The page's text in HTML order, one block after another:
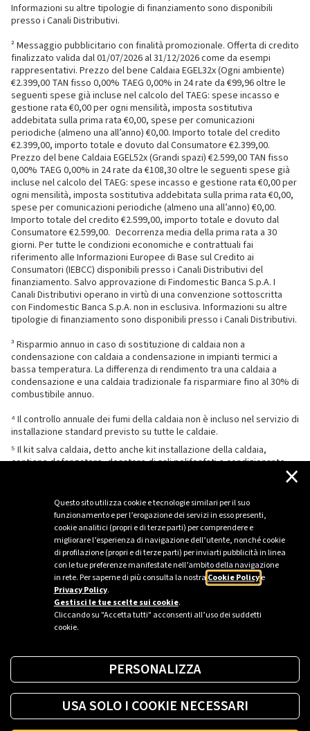
Questo sito utilizza cookie e tecnologie similari per il suo
funzionamento e per l’erogazione dei servizi in esso presenti,
cookie analitici (propri e di terze parti) per comprendere e
migliorare l’esperienza di navigazione dell’utente, nonché cookie
di profilazione (propri e di terze parti) per inviarti pubblicità in linea
con le tue preferenze manifestate nell’ambito della navigazione
in rete. Per saperne di più consulta la nostra Cookie Policye
Privacy Policy.
Gestisci le tue scelte sui cookie.
Cliccando su "Accetta tutti" acconsenti all’uso dei suddetti
cookie.
×
PERSONALIZZA
USA SOLO I COOKIE NECESSARI
Informazioni su altre tipologie di finanziamento sono disponibili
presso i Canali Distributivi.
² Messaggio pubblicitario con finalità promozionale. Offerta di credito
finalizzato valida dal 01/07/2026 al 31/12/2026 come da esempi
rappresentativi. Prezzo del bene Caldaia EGEL32x (Ogni ambiente)
€2.399,00 TAN fisso 0,00% TAEG 0,00% in 24 rate da €99,96 oltre le
seguenti spese già incluse nel calcolo del TAEG: spese incasso e
gestione rata €0,00 per ogni mensilità, imposta sostitutiva
addebitata sulla prima rata €0,00, spese per comunicazioni
periodiche (almeno una all’anno) €0,00. Importo totale del credito
€2.399,00, importo totale e dovuto dal Consumatore €2.399,00.
Prezzo del bene Caldaia EGEL52x (Grandi spazi) €2.599,00 TAN fisso
0,00% TAEG 0,00% in 24 rate da €108,30 oltre le seguenti spese già
incluse nel calcolo del TAEG: spese incasso e gestione rata €0,00 per
ogni mensilità, imposta sostitutiva addebitata sulla prima rata €0,00,
spese per comunicazioni periodiche (almeno una all’anno) €0,00.
Importo totale del credito €2.599,00, importo totale e dovuto dal
Consumatore €2.599,00. Decorrenza media della prima rata a 30
giorni. Per tutte le condizioni economiche e contrattuali fai
riferimento alle Informazioni Europee di Base sul Credito ai
Consumatori (IEBCC) disponibili presso i Canali Distributivi del
finanziamento. Salvo approvazione di Findomestic Banca S.p.A. I
Canali Distributivi operano in virtù di una convenzione sottoscritta
con Findomestic Banca S.p.A. non in esclusiva. Informazioni su altre
tipologie di finanziamento sono disponibili presso i Canali Distributivi.
³ Risparmio annuo in caso di sostituzione di caldaia non a
condensazione con caldaia a condensazione in impianti termici a
bassa temperatura. La differenza di rendimento tra una caldaia a
condensazione e una caldaia tradizionale fa risparmiare fino al 30% di
combustibile annuo.
⁴ Il controllo annuale dei fumi della caldaia non è incluso nel servizio di
installazione standard previsto su tutte le caldaie.
⁵ Il kit salva caldaia, detto anche kit installazione della caldaia,
contiene defangatore, dosatore di sali polifosfati e condizionante